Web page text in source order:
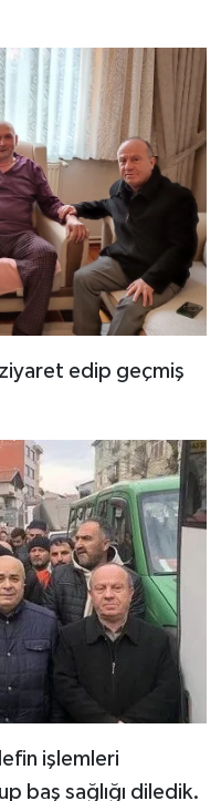
ziyaret edip geçmiş
işlemleri
baş sağlığı diledik.